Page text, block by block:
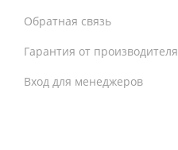
Обратная связь
Гарантия от производителя
Вход для менеджеров